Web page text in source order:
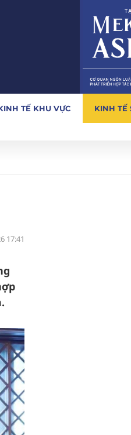
TẾ KHU VỰC KINH TẾ
17:41